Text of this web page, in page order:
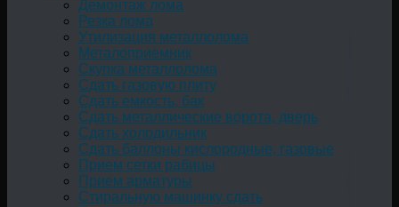
Демонтаж лома
Резка лома
Утилизация металлолома
Металоприемник
Скупка металлолома
Сдать газовую плиту
Сдать емкость, бак
Cдать металлические ворота, дверь
Сдать холодильник
Сдать баллоны кислородные, газовые
Прием сетки рабицы
Прием арматуры
Стиральную машинку сдать